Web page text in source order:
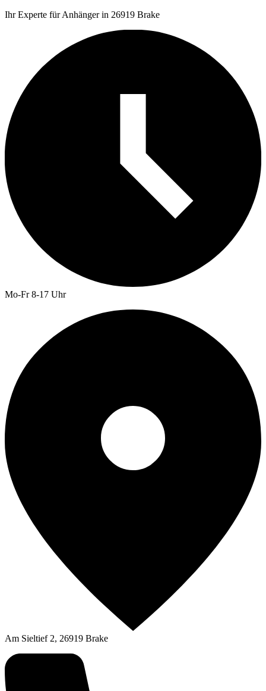
Ihr Experte für Anhänger in 26919 Brake
Mo-Fr 8-17 Uhr
Am Sieltief 2, 26919 Brake